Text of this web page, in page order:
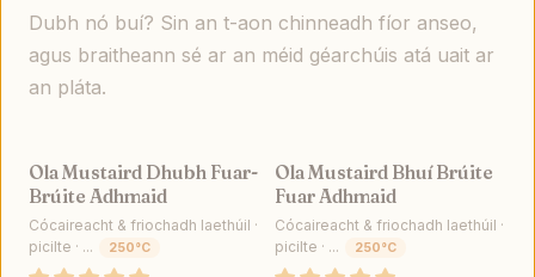
Dubh nó buí? Sin an t-aon chinneadh fíor anseo,
agus braitheann sé ar an méid géarchúis atá uait ar
an pláta.
DÍOL
Ola Mustaird Dhubh Fuar-
Brúite Adhmaid
Cócaireacht & friochadh laethúil ·
picilte · ...
250°C
DÍOL
Ola Mustaird Bhuí Brúite
Fuar Adhmaid
Cócaireacht & friochadh laethúil ·
picilte · ...
250°C